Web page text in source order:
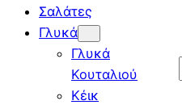
Σαλάτες
Γλυκά
Γλυκά
Κουταλιού
Κέικ